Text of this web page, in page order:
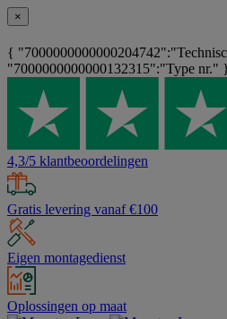
×
{
"7000000000000132315":"Type nr." }
4,3/5 klantbeoordelingen
Gratis levering vanaf €100
Eigen montagedienst
Oplossingen op maat